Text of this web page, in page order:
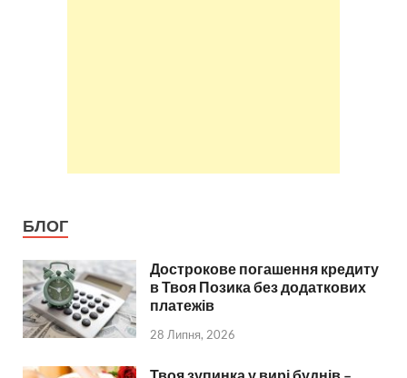
БЛОГ
Дострокове погашення кредиту
в Твоя Позика без додаткових
платежів
28 Липня, 2026
Твоя зупинка у вирі буднів –